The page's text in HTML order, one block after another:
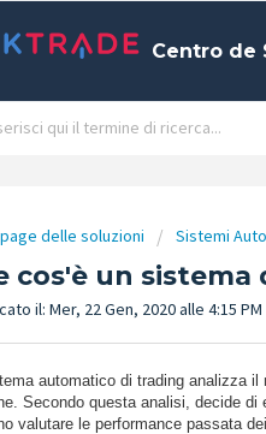
Centro de
delle soluzioni Sistemi
cos'è un
il: Mer, 22 Gen, 2020 alle 4:15 PM
automatico di trading analizza
Secondo questa analisi, decide
valutare le performance passata